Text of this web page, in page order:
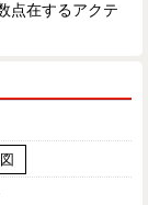
点在するアクテ